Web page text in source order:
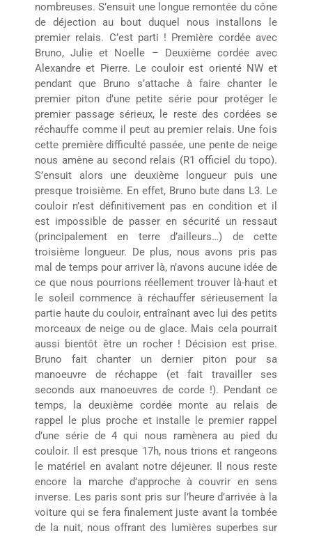
nombreuses. S’ensuit une longue remontée du cône
de déjection au bout duquel nous installons le
premier relais. C’est parti ! Première cordée avec
Bruno, Julie et Noelle – Deuxième cordée avec
Alexandre et Pierre. Le couloir est orienté NW et
pendant que Bruno s’attache à faire chanter le
premier piton d’une petite série pour protéger le
premier passage sérieux, le reste des cordées se
réchauffe comme il peut au premier relais. Une fois
cette première difficulté passée, une pente de neige
nous amène au second relais (R1 officiel du topo).
S’ensuit alors une deuxième longueur puis une
presque troisième. En effet, Bruno bute dans L3. Le
couloir n’est définitivement pas en condition et il
est impossible de passer en sécurité un ressaut
(principalement en terre d’ailleurs…) de cette
troisième longueur. De plus, nous avons pris pas
mal de temps pour arriver là, n’avons aucune idée de
ce que nous pourrions réellement trouver là-haut et
le soleil commence à réchauffer sérieusement la
partie haute du couloir, entraînant avec lui des petits
morceaux de neige ou de glace. Mais cela pourrait
aussi bientôt être un rocher ! Décision est prise.
Bruno fait chanter un dernier piton pour sa
manoeuvre de réchappe (et fait travailler ses
seconds aux manoeuvres de corde !). Pendant ce
temps, la deuxième cordée monte au relais de
rappel le plus proche et installe le premier rappel
d’une série de 4 qui nous ramènera au pied du
couloir. Il est presque 17h, nous trions et rangeons
le matériel en avalant notre déjeuner. Il nous reste
encore la marche d’approche à couvrir en sens
inverse. Les paris sont pris sur l’heure d’arrivée à la
voiture qui se fera finalement juste avant la tombée
de la nuit, nous offrant des lumières superbes sur